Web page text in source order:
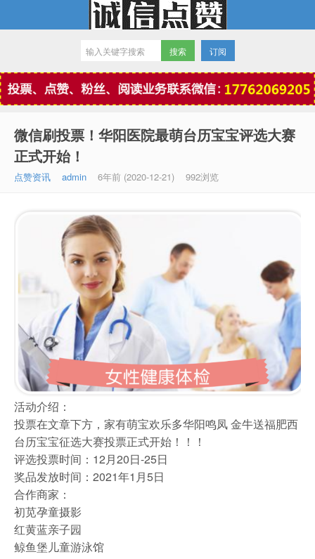
微信点赞
订阅
微信刷投票！华阳医院最萌台历宝宝评选大赛
正式开始！
点赞资讯 admin 6年前 (2020-12-21) 992浏览
活动介绍：
投票在文章下方，家有萌宝欢乐多华阳鸣凤 金牛送福肥西
台历宝宝征选大赛投票正式开始！！！
评选投票时间：12月20日-25日
奖品发放时间：2021年1月5日
合作商家：
初苋孕童摄影
红黄蓝亲子园
鲸鱼堡儿童游泳馆